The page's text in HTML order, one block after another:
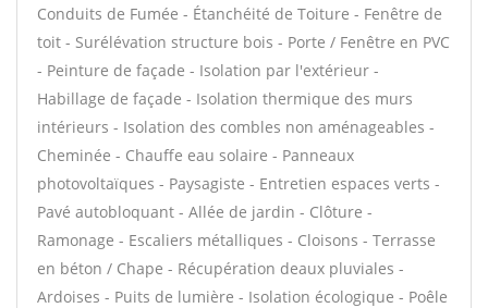
Conduits de Fumée - Étanchéité de Toiture - Fenêtre de
toit - Surélévation structure bois - Porte / Fenêtre en PVC
- Peinture de façade - Isolation par l'extérieur -
Habillage de façade - Isolation thermique des murs
intérieurs - Isolation des combles non aménageables -
Cheminée - Chauffe eau solaire - Panneaux
photovoltaïques - Paysagiste - Entretien espaces verts -
Pavé autobloquant - Allée de jardin - Clôture -
Ramonage - Escaliers métalliques - Cloisons - Terrasse
en béton / Chape - Récupération deaux pluviales -
Ardoises - Puits de lumière - Isolation écologique - Poêle